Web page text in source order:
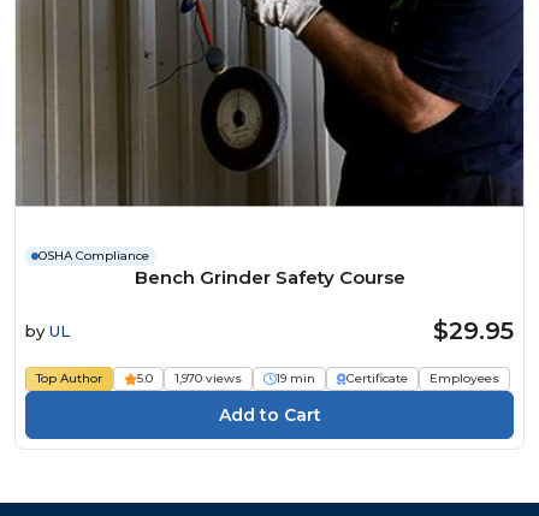
OSHA Compliance
Bench Grinder Safety Course
by UL $29.95
Top Author 5.0 1,970 views 19 min Certificate Employees